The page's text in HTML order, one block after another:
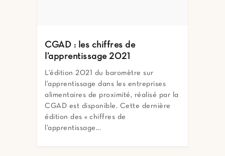
CGAD : les chiffres de
l’apprentissage 2021
L’édition 2021 du baromètre sur
l’apprentissage dans les entreprises
alimentaires de proximité, réalisé par la
CGAD est disponible. Cette dernière
édition des « chiffres de
l’apprentissage...